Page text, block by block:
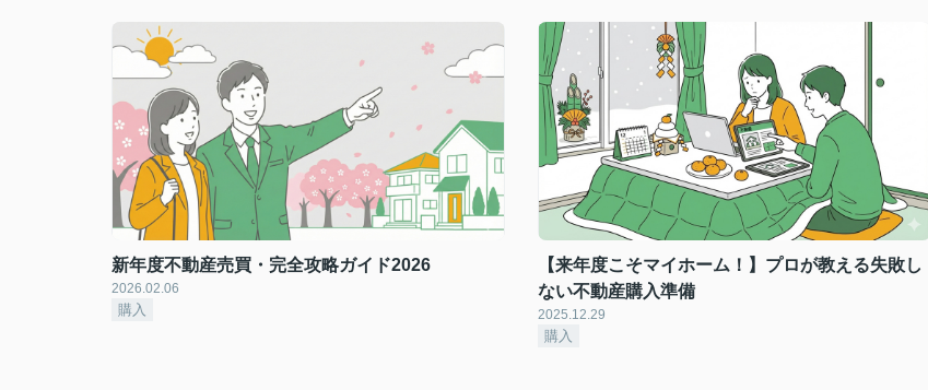
新年度不動産売買・完全攻略ガイド2026
2026.02.06
購入
【来年度こそマイホーム！】プロが教える失敗し
ない不動産購入準備
2025.12.29
購入